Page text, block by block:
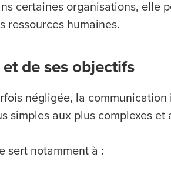
certaines organisations, elle
ressources humaines.
de ses objectifs
négligée, la
simples aux plus complexes et
sert notamment à :